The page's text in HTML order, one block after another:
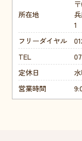
所在地
1
フリーダイヤル
TEL
定休日
営業時間